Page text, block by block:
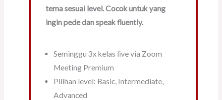
tema sesuai level. Cocok untuk yang
ingin pede dan speak fluently.
Seminggu 3x kelas live via Zoom
Meeting Premium
Pilihan level: Basic, Intermediate,
Advanced